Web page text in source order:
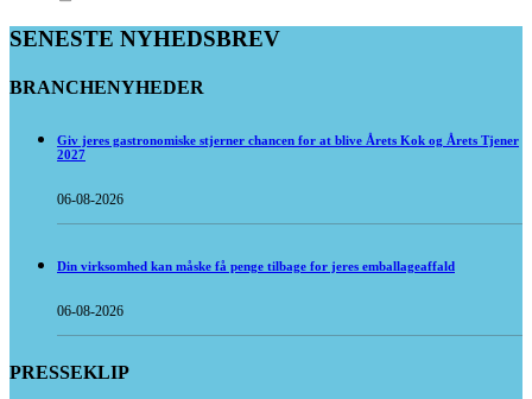
SENESTE NYHEDSBREV
BRANCHENYHEDER
Giv jeres gastronomiske stjerner chancen for at blive Årets Kok og Årets Tjener
2027
06-08-2026
Din virksomhed kan måske få penge tilbage for jeres emballageaffald
06-08-2026
PRESSEKLIP